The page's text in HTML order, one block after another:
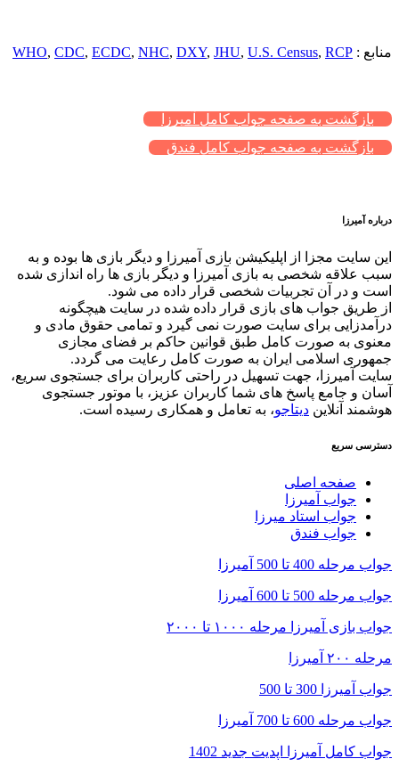
منابع : WHO, CDC, ECDC, NHC, DXY, JHU, U.S. Census, RCP
بازگشت به صفحه جواب کامل آمیرزا
بازگشت به صفحه جواب کامل فندق
درباره آمیرزا
این سایت مجزا از اپلیکیشن بازی آمیرزا و دیگر بازی ها بوده و به
سبب علاقه شخصی به بازی آمیرزا و دیگر بازی ها راه اندازی شده
است و در آن تجربیات شخصی قرار داده می شود.
از طریق جواب های بازی قرار داده شده در سایت هیچگونه
درآمدزایی برای سایت صورت نمی گیرد و تمامی حقوق مادی و
معنوی به صورت کامل طبق قوانین حاکم بر فضای مجازی
جمهوری اسلامی ایران به صورت کامل رعایت می گردد.
سایت آمیرزا، جهت تسهیل در راحتی کاربران برای جستجوی سریع،
آسان و جامع پاسخ های شما کاربران عزیز، با موتور جستجوی
هوشمند آنلاین دیتاجو، به تعامل و همکاری رسیده است.
دسترسی سریع
صفحه اصلی
جواب آمیرزا
جواب استاد میرزا
جواب فندق
جواب مرحله 400 تا 500 آمیرزا
جواب مرحله 500 تا 600 آمیرزا
جواب بازی آمیرزا مرحله ۱۰۰۰ تا ۲۰۰۰
مرحله ۲۰۰ آمیرزا
جواب آمیرزا 300 تا 500
جواب مرحله 600 تا 700 آمیرزا
جواب کامل آمیرزا اپدیت جدید 1402